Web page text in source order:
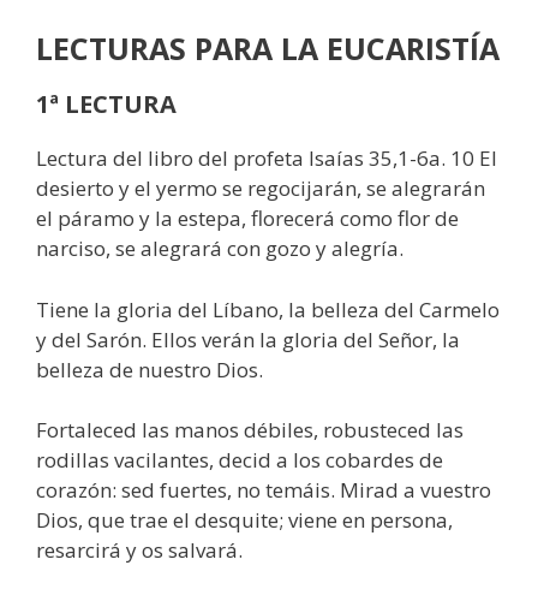
LECTURAS PARA LA EUCARISTÍA
1ª LECTURA
Lectura del libro del profeta Isaías 35,1-6a. 10 El
desierto y el yermo se regocijarán, se alegrarán
el páramo y la estepa, florecerá como flor de
narciso, se alegrará con gozo y alegría.
Tiene la gloria del Líbano, la belleza del Carmelo
y del Sarón. Ellos verán la gloria del Señor, la
belleza de nuestro Dios.
Fortaleced las manos débiles, robusteced las
rodillas vacilantes, decid a los cobardes de
corazón: sed fuertes, no temáis. Mirad a vuestro
Dios, que trae el desquite; viene en persona,
resarcirá y os salvará.